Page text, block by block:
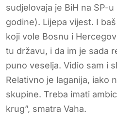
sudjelovaja je BiH na SP-u
godine). Lijepa vijest. I
koji vole Bosnu i
tu državu, i da im je sada
puno veselja. Vidio sam i
Relativno je laganija, iako
skupine. Treba imati
krug”, smatra Vaha.